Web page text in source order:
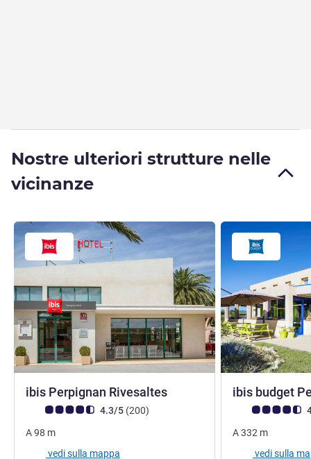
Nostre ulteriori strutture nelle
vicinanze
ibis Perpignan Rivesaltes
Giudizio clienti (Valutazione ALL)
4.3/5 (200recensioni
)
A98 m
vedi sulla mappa
ibis budget
Giudizio clienti
A332 m
vedi sulla